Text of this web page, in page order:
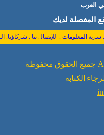
العرب
المفضلة لديك
سرية المعلومات . للإتصال بنا . شركاؤنا.
الكتابة